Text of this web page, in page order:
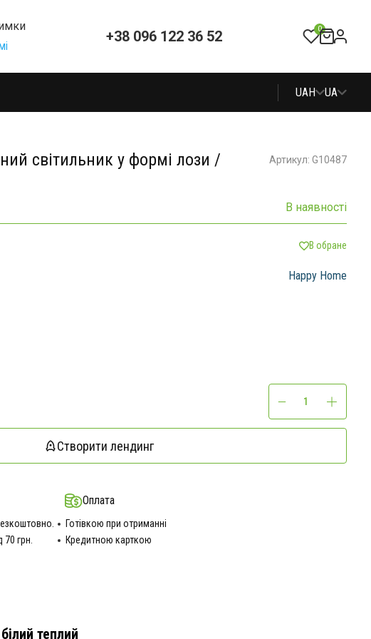
+38 096 122 36 52 0
UAH UA
світильник у формі лози / Артикул: G10487
В наявності
В обране
Happy Home
Створити лендинг
грн.
Оплата
Готівкою при отриманні
Кредитною карткою
теплий